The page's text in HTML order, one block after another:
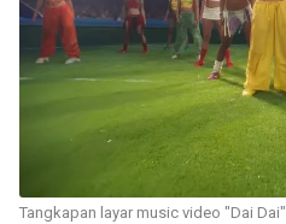
Tangkapan layar music video "Dai